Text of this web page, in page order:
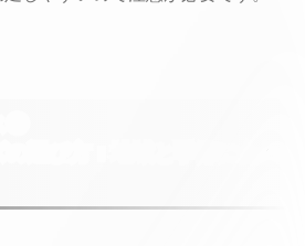
の選び方：地域と季節に合わ